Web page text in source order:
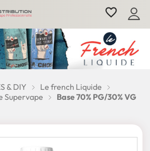
favorite_border
& DIY
Le french Liquide
Supervape
Base 70% PG/30% VG